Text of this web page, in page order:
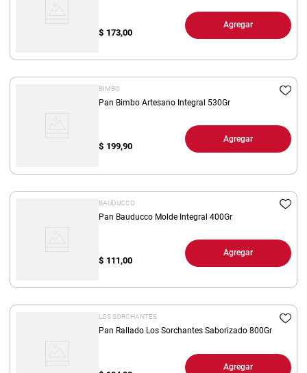
$ 173,00
Agregar
BIMBO
Pan Bimbo Artesano Integral 530Gr
$ 199,90
Agregar
BAUDUCCO
Pan Bauducco Molde Integral 400Gr
$ 111,00
Agregar
LOS SORCHANTES
Pan Rallado Los Sorchantes Saborizado 800Gr
Agregar